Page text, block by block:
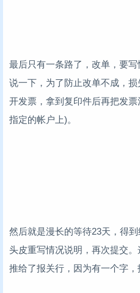
最后只有一条路了，改单，要
说一下，为了防止改单不成，
开发票，拿到复印件后再把发
指定的帐户上)。
然后就是漫长的等待23天，得
头皮重写情况说明，再次提交
推给了报关行，因为有一个字，